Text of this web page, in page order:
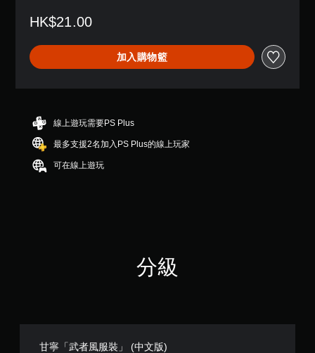
分
4
.
（
滿
分
5
顆
HK$21.00
加入購物籃
線上遊玩需要PS Plus
最多支援2名加入PS Plus的線上玩家
可在線上遊玩
分級
甘寧「武者風服裝」 (中文版)